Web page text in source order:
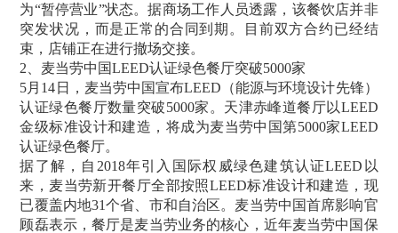
为“暂停营业”状态。据商场工作人员透露，该餐饮店并非
突发状况，而是正常的合同到期。目前双方合约已经结
束，店铺正在进行撤场交接。
2、麦当劳中国LEED认证绿色餐厅突破5000家
5月14日，麦当劳中国宣布LEED（能源与环境设计先锋）
认证绿色餐厅数量突破5000家。天津赤峰道餐厅以LEED
金级标准设计和建造，将成为麦当劳中国第5000家LEED
认证绿色餐厅。
据了解，自2018年引入国际权威绿色建筑认证LEED以
来，麦当劳新开餐厅全部按照LEED标准设计和建造，现
已覆盖内地31个省、市和自治区。麦当劳中国首席影响官
顾磊表示，餐厅是麦当劳业务的核心，近年麦当劳中国保